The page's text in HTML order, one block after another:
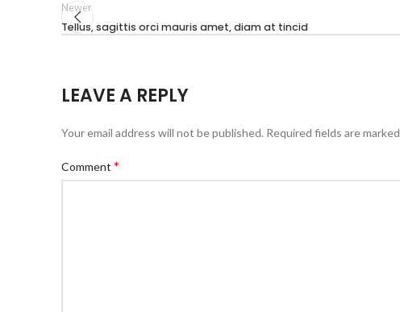
Newer
Tellus, sagittis orci mauris amet, diam at tincid
LEAVE A REPLY
Your email address will not be published. Required fields are marked
Comment *